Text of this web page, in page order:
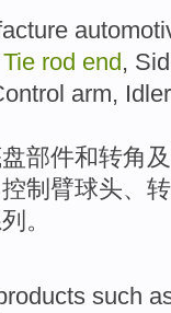
Tie rod end ,
arm,
部件和转角
控制 臂球头、
。
such